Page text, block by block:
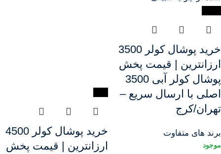
خرید پوشال کولر 3500
ارزانترین | قیمت پخش
پوشال کولر آبی 3500
اصلی با ارسال سریع –
تهران/کرج
برند های متفاوت
خرید پوشال کولر 4500
ارزانترین | قیمت پخش